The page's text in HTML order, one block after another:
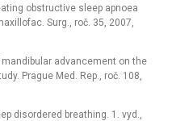
obstructive sleep apnoea
Surg., roč. 35, 2007,
mandibular advancement on the
Prague Med. Rep., roč. 108,
disordered breathing. 1. vyd.,